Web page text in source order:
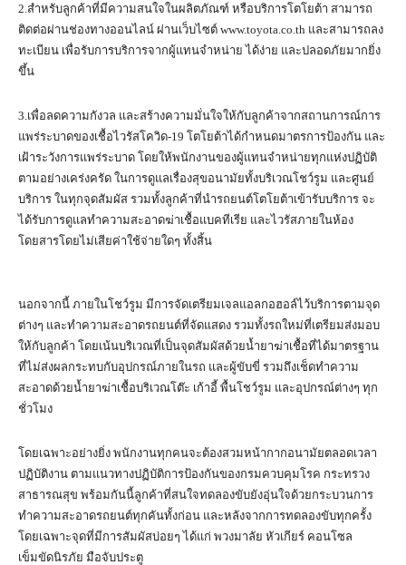
2.สำหรับลูกค้าที่มีความสนใจในผลิตภัณฑ์ หรือบริการโตโยต้า สามารถ
ติดต่อผ่านช่องทางออนไลน์ ผ่านเว็บไซต์ www.toyota.co.th และสามารถลง
ทะเบียน เพื่อรับการบริการจากผู้แทนจำหน่าย ได้ง่าย และปลอดภัยมากยิ่ง
ขึ้น
3.เพื่อลดความกังวล และสร้างความมั่นใจให้กับลูกค้าจากสถานการณ์การ
แพร่ระบาดของเชื้อไวรัสโควิด-19 โตโยต้าได้กำหนดมาตรการป้องกัน และ
เฝ้าระวังการแพร่ระบาด โดยให้พนักงานของผู้แทนจำหน่ายทุกแห่งปฏิบัติ
ตามอย่างเคร่งครัด ในการดูแลเรื่องสุขอนามัยทั้งบริเวณโชว์รูม และศูนย์
บริการ ในทุกจุดสัมผัส รวมทั้งลูกค้าที่นำรถยนต์โตโยต้าเข้ารับบริการ จะ
ได้รับการดูแลทำความสะอาดฆ่าเชื้อแบคทีเรีย และไวรัสภายในห้อง
โดยสารโดยไม่เสียค่าใช้จ่ายใดๆ ทั้งสิ้น
นอกจากนี้ ภายในโชว์รูม มีการจัดเตรียมเจลแอลกอฮอล์ไว้บริการตามจุด
ต่างๆ และทำความสะอาดรถยนต์ที่จัดแสดง รวมทั้งรถใหม่ที่เตรียมส่งมอบ
ให้กับลูกค้า โดยเน้นบริเวณที่เป็นจุดสัมผัสด้วยน้ำยาฆ่าเชื้อที่ได้มาตรฐาน
ที่ไม่ส่งผลกระทบกับอุปกรณ์ภายในรถ และผู้ขับขี่ รวมถึงเช็ดทำความ
สะอาดด้วยน้ำยาฆ่าเชื้อบริเวณโต๊ะ เก้าอี้ พื้นโชว์รูม และอุปกรณ์ต่างๆ ทุก
ชั่วโมง
โดยเฉพาะอย่างยิ่ง พนักงานทุกคนจะต้องสวมหน้ากากอนามัยตลอดเวลา
ปฏิบัติงาน ตามแนวทางปฏิบัติการป้องกันของกรมควบคุมโรค กระทรวง
สาธารณสุข พร้อมกันนี้ลูกค้าที่สนใจทดลองขับยังอุ่นใจด้วยกระบวนการ
ทำความสะอาดรถยนต์ทุกคันทั้งก่อน และหลังจากการทดลองขับทุกครั้ง
โดยเฉพาะจุดที่มีการสัมผัสบ่อยๆ ได้แก่ พวงมาลัย หัวเกียร์ คอนโซล
เข็มขัดนิรภัย มือจับประตู